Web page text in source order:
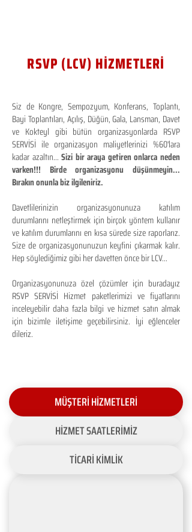
RSVP (LCV) HİZMETLERİ
Siz de Kongre, Sempozyum, Konferans, Toplantı,
Bayi Toplantıları, Açılış, Düğün, Gala, Lansman, Davet
ve Kokteyl gibi bütün organizasyonlarda RSVP
SERVİSİ ile organizasyon maliyetlerinizi %60'lara
kadar azaltın...Sizi bir araya getiren onlarca neden
varken!!! Birde organizasyonu düşünmeyin...
Bırakın onunla biz ilgileniriz.
Davetlilerinizin organizasyonunuza katılım
durumlarını netleştirmek için birçok yöntem kullanır
ve katılım durumlarını en kısa sürede size raporlarız.
Size de organizasyonunuzun keyfini çıkarmak kalır.
Hep söylediğimiz gibi her davetten önce bir LCV...
Organizasyonunuza özel çözümler için buradayız
RSVP SERVİSİ Hizmet paketlerimizi ve fiyatlarını
inceleyebilir daha fazla bilgi ve hizmet satın almak
için bizimle iletişime geçebilirsiniz. İyi eğlenceler
dileriz.
MÜŞTERİ HİZMETLERİ
HİZMET SAATLERİMİZ
TİCARİ KİMLİK